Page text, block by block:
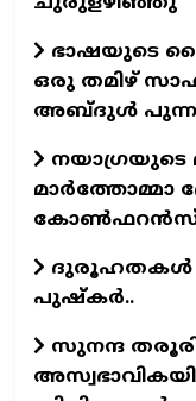
ഭാഷയുടെ
ഒരു തമിഴ്
അബ്ദുള്‍
നയാഗ്രയുടെ
മാര്‍ത്തോമ്മാ
ദുരൂഹതകള്‍
പുഷ്‌കര്‍..
സുനന്ദ